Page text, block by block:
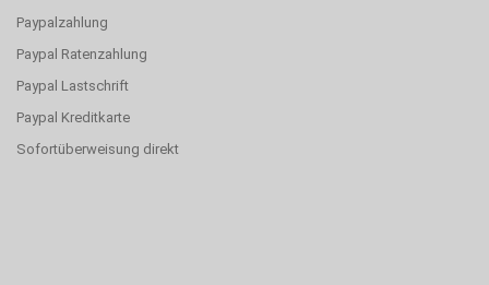
Paypalzahlung
Paypal Ratenzahlung
Paypal Lastschrift
Paypal Kreditkarte
Sofortüberweisung direkt